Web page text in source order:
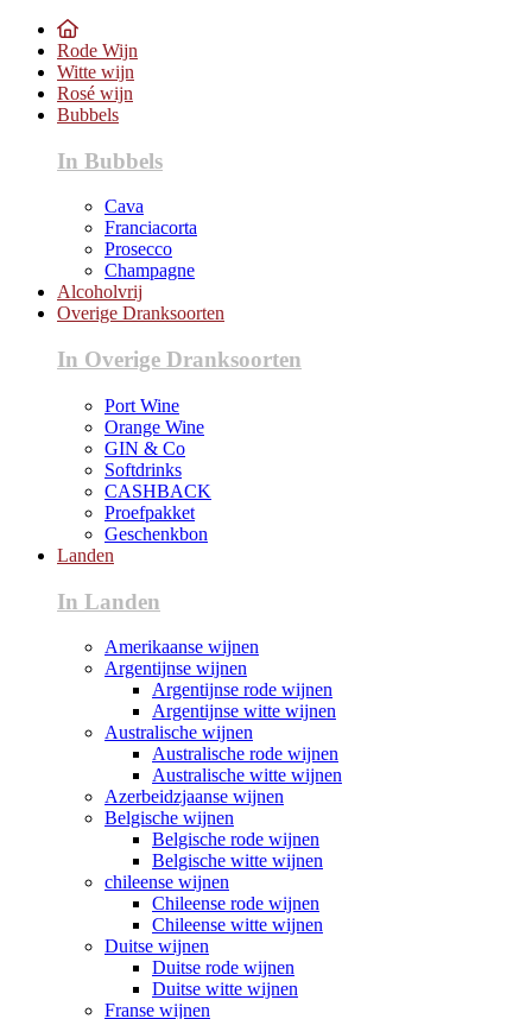
Rode Wijn
Witte wijn
Rosé wijn
Bubbels
In Bubbels
Cava
Franciacorta
Prosecco
Champagne
Alcoholvrij
Overige Dranksoorten
In Overige Dranksoorten
Port Wine
Orange Wine
GIN & Co
Softdrinks
CASHBACK
Proefpakket
Geschenkbon
Landen
In Landen
Amerikaanse wijnen
Argentijnse wijnen
Argentijnse rode wijnen
Argentijnse witte wijnen
Australische wijnen
Australische rode wijnen
Australische witte wijnen
Azerbeidzjaanse wijnen
Belgische wijnen
Belgische rode wijnen
Belgische witte wijnen
chileense wijnen
Chileense rode wijnen
Chileense witte wijnen
Duitse wijnen
Duitse rode wijnen
Duitse witte wijnen
Franse wijnen